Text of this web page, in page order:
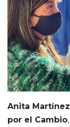
Anita
por el Cambio